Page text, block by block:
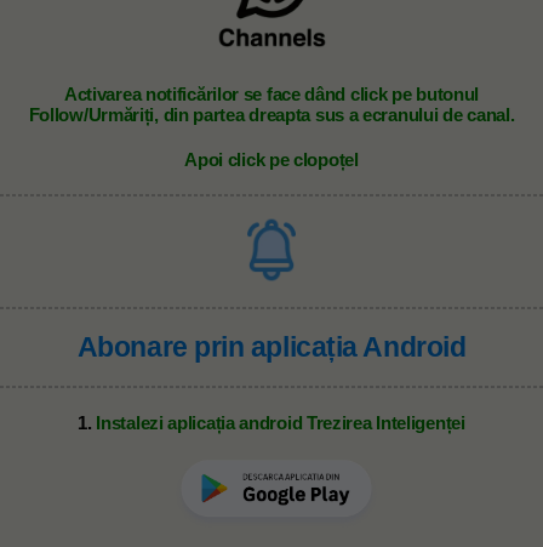
Activarea notificărilor se face dând click pe butonul
Follow/Urmăriți, din partea dreapta sus a ecranului de canal.
Apoi click pe clopoțel
Abonare prin aplicația Android
1. Instalezi aplicația android Trezirea Inteligenței